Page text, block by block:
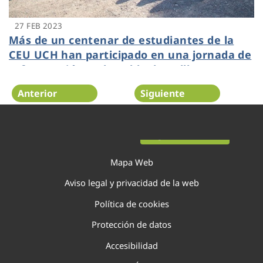
27 FEB 2023
Más de un centenar de estudiantes de la
CEU UCH han participado en una jornada de
reforestación en la Pobla de Vallbona
Anterior Siguiente
Mapa Web
Aviso legal y privacidad de la web
Política de cookies
Protección de datos
Accesibilidad